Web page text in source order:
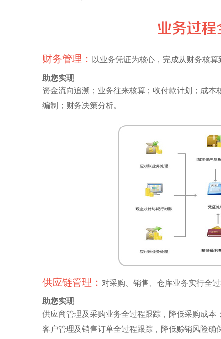
财务管理： 以业务凭证为核心，完成从财务核
助您实现
资金流向追溯；业务往来核算；收付款计划；成
编制；财务决策分析。
供应链管理： 对采购、销售、仓库业务实行全
助您实现
供应商管理及采购业务全过程跟踪，降低采购成本
客户管理及销售订单全过程跟踪，降低赊销风险确